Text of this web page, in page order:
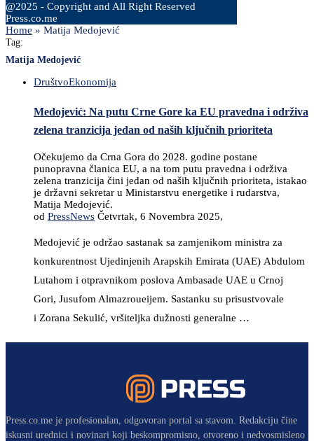
@2025 - Copyright and All Right Reserved
Press.co.me
Home » Matija Medojević
Tag:
Matija Medojević
DruštvoEkonomija
Medojević: Na putu Crne Gore ka EU pravedna i održiva
zelena tranzicija jedan od naših ključnih prioriteta
Očekujemo da Crna Gora do 2028. godine postane
punopravna članica EU, a na tom putu pravedna i održiva
zelena tranzicija čini jedan od naših ključnih prioriteta, istakao
je državni sekretar u Ministarstvu energetike i rudarstva,
Matija Medojević.
od PressNews Četvrtak, 6 Novembra 2025,
Medojević je održao sastanak sa zamjenikom ministra za
konkurentnost Ujedinjenih Arapskih Emirata (UAE) Abdulom
Lutahom i otpravnikom poslova Ambasade UAE u Crnoj
Gori, Jusufom Almazroueijem. Sastanku su prisustvovale
i Zorana Sekulić, vršiteljka dužnosti generalne …
Press.co.me je profesionalan, odgovoran portal sa stavom. Redakciju čine
iskusni urednici i novinari koji beskompromisno, otvoreno i nedvosmisleno